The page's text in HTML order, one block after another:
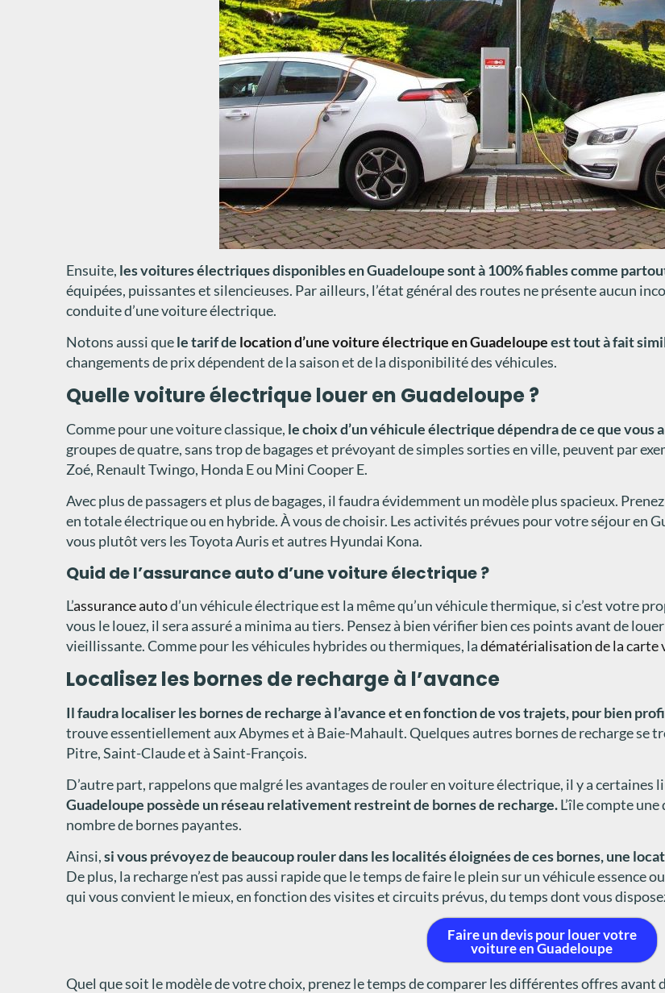
Ensuite, les voitures électriques disponibles en Guadeloupe sont à 100% fiables comme
équipées, puissantes et silencieuses. Par ailleurs, l’état général des routes ne présente aucun
conduite d’une voiture électrique.
Notons aussi quele tarif de location d’une voiture électrique en Guadeloupeest tout à fait
changements de prix dépendent de la saison et de la disponibilité des véhicules.
Quelle voiture électrique louer en Guadeloupe ?
Comme pour une voiture classique, le choix d’un véhicule électrique dépendra de ce que vous
groupes de quatre, sans trop de bagages et prévoyant de simples sorties en ville, peuvent par
Zoé, Renault Twingo, Honda E ou Mini Cooper E.
Avec plus de passagers et plus de bagages, il faudra évidemment un modèle plus spacieux.
en totale électrique ou en hybride. À vous de choisir. Les activités prévues pour votre séjour en
vous plutôt vers les Toyota Auris et autres Hyundai Kona.
Quid de l’assurance auto d’une voiture électrique ?
L’assurance autod’un véhicule électrique est la même qu’un véhicule thermique, si c’est votre
vous le louez, il sera assuré a minima au tiers. Pensez à bien vérifier bien ces points avant de
vieillissante. Comme pour les véhicules hybrides ou thermiques, ladématérialisation de la carte
Localisez les bornes de recharge à l’avance
Il faudra localiser les bornes de recharge à l’avance et en fonction de vos trajets, pour bien
trouve essentiellement aux Abymes et à Baie-Mahault. Quelques autres bornes de recharge se
Pitre, Saint-Claude et à Saint-François.
D’autre part, rappelons que malgré les avantages de rouler en voiture électrique, il y a certaines
Guadeloupe possède un réseau relativement restreint de bornes de recharge.L’île compte
nombre de bornes payantes.
Ainsi,si vous prévoyez de beaucoup rouler dans les localités éloignées de ces bornes, une
De plus, la recharge n’est pas aussi rapide que le temps de faire le plein sur un véhicule
qui vous convient le mieux, en fonction des visites et circuits prévus, du temps dont vous
Faire un devis pour louer votre
voiture en Guadeloupe
Quel que soit le modèle de votre choix, prenez le temps de comparer les différentes offres